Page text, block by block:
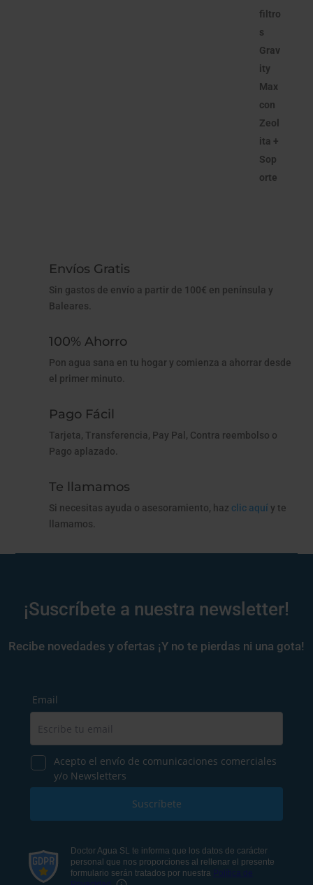
Envíos Gratis
Sin gastos de envío a partir de 100€ en península y
Baleares.
100% Ahorro
Pon agua sana en tu hogar y comienza a ahorrar desde
el primer minuto.
Pago Fácil
Tarjeta, Transferencia, Pay Pal, Contra reembolso o
Pago aplazado.
Te llamamos
Si necesitas ayuda o asesoramiento, haz clic aquíy te
llamamos.
¡Suscríbete a nuestra newsletter!
Recibe novedades y ofertas ¡Y no te pierdas ni una gota!